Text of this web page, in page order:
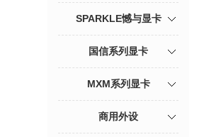
SPARKLE憾与显卡
国信系列显卡
MXM系列显卡
商用外设